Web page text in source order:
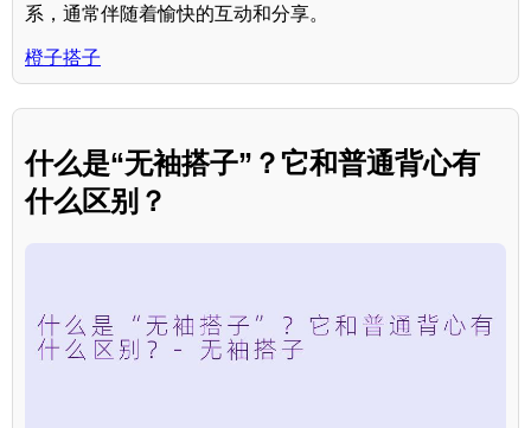
系，通常伴随着愉快的互动和分享。
橙子搭子
什么是“无袖搭子”？它和普通背心有
什么区别？